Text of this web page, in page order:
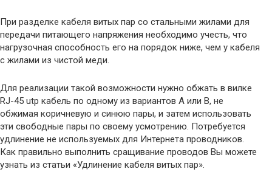
При разделке кабеля витых пар со стальными жилами для
передачи питающего напряжения необходимо учесть, что
нагрузочная способность его на порядок ниже, чем у кабеля
с жилами из чистой меди.
Для реализации такой возможности нужно обжать в вилке
RJ-45 utp кабель по одному из вариантов А или В, не
обжимая коричневую и синюю пары, и затем использовать
эти свободные пары по своему усмотрению. Потребуется
удлинение не используемых для Интернета проводников.
Как правильно выполнить сращивание проводов Вы можете
узнать из статьи «Удлинение кабеля витых пар».